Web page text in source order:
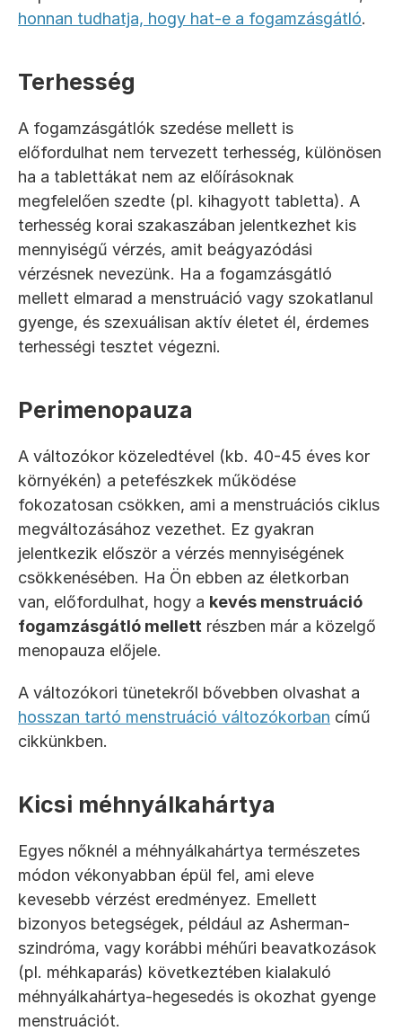
honnan tudhatja, hogy hat-e a fogamzásgátló.
Terhesség
A fogamzásgátlók szedése mellett is
előfordulhat nem tervezett terhesség, különösen
ha a tablettákat nem az előírásoknak
megfelelően szedte (pl. kihagyott tabletta). A
terhesség korai szakaszában jelentkezhet kis
mennyiségű vérzés, amit beágyazódási
vérzésnek nevezünk. Ha a fogamzásgátló
mellett elmarad a menstruáció vagy szokatlanul
gyenge, és szexuálisan aktív életet él, érdemes
terhességi tesztet végezni.
Perimenopauza
A változókor közeledtével (kb. 40-45 éves kor
környékén) a petefészkek működése
fokozatosan csökken, ami a menstruációs ciklus
megváltozásához vezethet. Ez gyakran
jelentkezik először a vérzés mennyiségének
csökkenésében. Ha Ön ebben az életkorban
van, előfordulhat, hogy a kevés menstruáció
fogamzásgátló mellett részben már a közelgő
menopauza előjele.
hosszan tartó menstruáció változókorban című
cikkünkben.
Kicsi méhnyálkahártya
Egyes nőknél a méhnyálkahártya természetes
módon vékonyabban épül fel, ami eleve
kevesebb vérzést eredményez. Emellett
bizonyos betegségek, például az Asherman-
szindróma, vagy korábbi méhűri beavatkozások
(pl. méhkaparás) következtében kialakuló
méhnyálkahártya-hegesedés is okozhat gyenge
menstruációt.